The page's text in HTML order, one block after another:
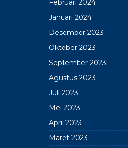
Februari 2024
Januari 2024
Desember 2023
Oktober 2023
September 2023
Agustus 2023
Juli 2023
Mei 2023
April 2023
Maret 2023